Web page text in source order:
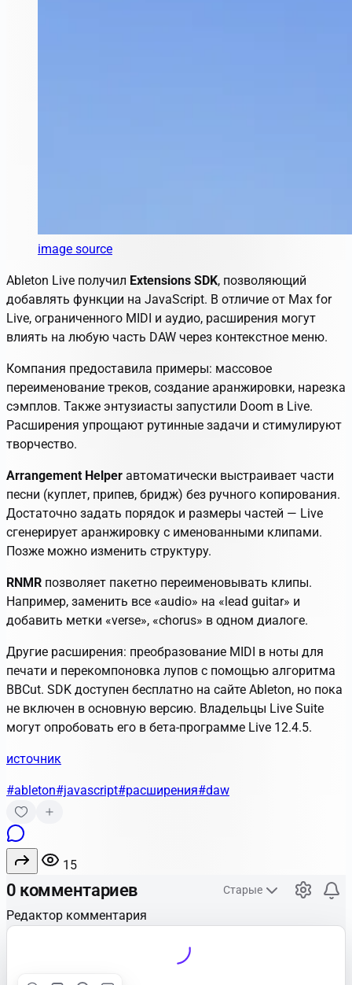
image source
Ableton Live получил Extensions SDK, позволяющий
добавлять функции на JavaScript. В отличие от Max for
Live, ограниченного MIDI и аудио, расширения могут
влиять на любую часть DAW через контекстное меню.
Компания предоставила примеры: массовое
переименование треков, создание аранжировки, нарезка
сэмплов. Также энтузиасты запустили Doom в Live.
Расширения упрощают рутинные задачи и стимулируют
творчество.
Arrangement Helper автоматически выстраивает части
песни (куплет, припев, бридж) без ручного копирования.
Достаточно задать порядок и размеры частей — Live
сгенерирует аранжировку с именованными клипами.
Позже можно изменить структуру.
RNMR позволяет пакетно переименовывать клипы.
Например, заменить все «audio» на «lead guitar» и
добавить метки «verse», «chorus» в одном диалоге.
Другие расширения: преобразование MIDI в ноты для
печати и перекомпоновка лупов с помощью алгоритма
BBCut. SDK доступен бесплатно на сайте Ableton, но пока
не включен в основную версию. Владельцы Live Suite
могут опробовать его в бета-программе Live 12.4.5.
источник
#ableton#javascript#расширения#daw
15
0 комментариев Старые
Редактор комментария